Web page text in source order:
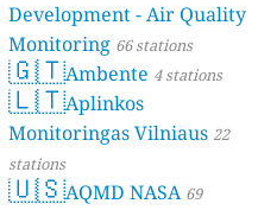
Development - Air Quality
Monitoring 66 stations
🇬🇹Ambente 4 stations
🇱🇹Aplinkos
Monitoringas Vilniaus 22
stations
🇺🇸AQMD NASA 69